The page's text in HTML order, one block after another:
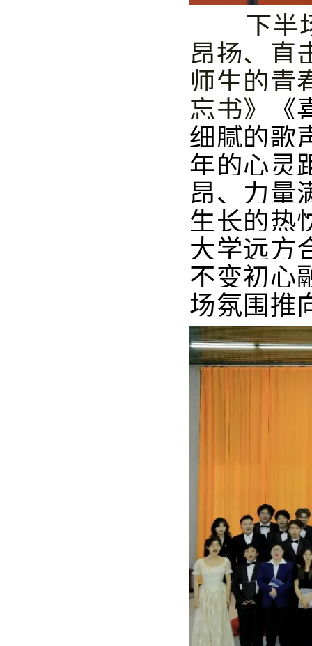
下半
昂扬、直
师生的青
忘书》
细腻的歌
年的心灵
昂、力量
生长的热
大学远方
不变初心
场氛围推